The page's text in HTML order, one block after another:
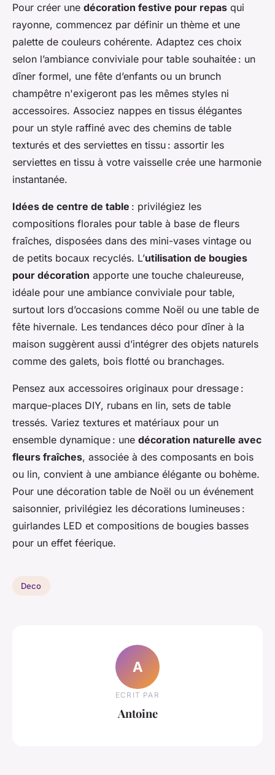
Pour créer une décoration festive pour repas qui
rayonne, commencez par définir un thème et une
palette de couleurs cohérente. Adaptez ces choix
selon l’ambiance conviviale pour table souhaitée : un
dîner formel, une fête d’enfants ou un brunch
champêtre n'exigeront pas les mêmes styles ni
accessoires. Associez nappes en tissus élégantes
pour un style raffiné avec des chemins de table
texturés et des serviettes en tissu : assortir les
serviettes en tissu à votre vaisselle crée une harmonie
instantanée.
Idées de centre de table : privilégiez les
compositions florales pour table à base de fleurs
fraîches, disposées dans des mini-vases vintage ou
de petits bocaux recyclés. L’utilisation de bougies
pour décoration apporte une touche chaleureuse,
idéale pour une ambiance conviviale pour table,
surtout lors d’occasions comme Noël ou une table de
fête hivernale. Les tendances déco pour dîner à la
maison suggèrent aussi d’intégrer des objets naturels
comme des galets, bois flotté ou branchages.
Pensez aux accessoires originaux pour dressage :
marque-places DIY, rubans en lin, sets de table
tressés. Variez textures et matériaux pour un
ensemble dynamique : une décoration naturelle avec
fleurs fraîches, associée à des composants en bois
ou lin, convient à une ambiance élégante ou bohème.
Pour une décoration table de Noël ou un événement
saisonnier, privilégiez les décorations lumineuses :
guirlandes LED et compositions de bougies basses
pour un effet féerique.
Deco
A
ECRIT PAR
Antoine